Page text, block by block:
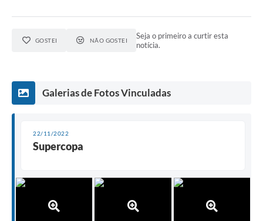
GOSTEI NÃO GOSTEI
Seja o primeiro a curtir esta
notícia.
Galerias de Fotos Vinculadas
22/11/2022
Supercopa